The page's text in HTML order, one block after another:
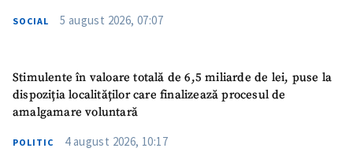
SOCIAL 5 august 2026, 07:07
Stimulente în valoare totală de 6,5 miliarde de lei, puse la
dispoziția localităților care finalizează procesul de
amalgamare voluntară
POLITIC 4 august 2026, 10:17